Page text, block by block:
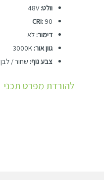
וולט:48V
CRI: 90
דימור: לא
גוון אור:
צבע גוף: שחור / לבן
להורדת מפרט תכני